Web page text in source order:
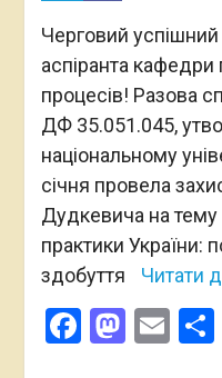
Черговий успішний
аспіранта кафедри
процесів! Разова
ДФ 35.051.045,
національному
січня провела
Дудкевича на тему
практики України:
здобуття
Читати
Facebook